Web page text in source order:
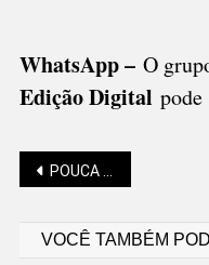
WhatsApp – O
Edição Digital pode
POUCA INSTABILIDADE MARCA O TEMPO EM SÃO BENTO E REGIÃO
VOCÊ TAMBÉM